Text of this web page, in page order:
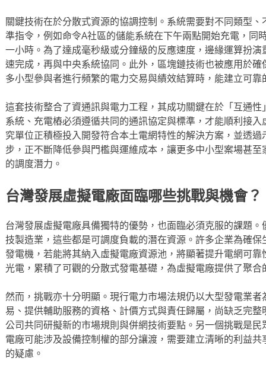
關鍵技術在於分散式資源的協調控制。系統需要對不同類型
準指令，例如命令A社區的儲能系統在下午兩點開始充電，同
一小時。為了達成毫秒級或分鐘級的反應速度，邊緣運算扮
速完成，再與中央系統協同。此外，區塊鏈技術也被應用於
多小型參與者進行頻繁的電力交易與績效結算時，能建立可靠
這套技術整合了資通訊與電力工程，其成功關鍵在於「互通
系統、充電樁必須遵循共同的通訊協定與標準，才能順利接
究單位正積極投入開發符合本土電網特性的解決方案，並透
步，正不斷降低參與門檻與運維成本，讓更多中小型案場甚
的調度潛力。
台灣發展虛擬電廠面臨哪些挑戰與機會？
台灣發展虛擬電廠具備獨特的優勢，也面臨必須克服的課題
技製造業，這些都是可調度負載的潛在資源。許多企業為確
發電機，若能將其納入虛擬電廠資源池，將顯著提升電網可
光電，累積了可觀的分散式發電基礎，為虛擬電廠提供了聚合
然而，挑戰亦十分明顯。現行電力市場法規仍以大型發電業
易、提供輔助服務的資格、計價方式與責任歸屬，尚缺乏完
公司共同研擬新的市場規則與併網技術要點。另一個挑戰是
電廠可能涉及設備控制權的部分讓渡，需要建立清晰的利益
的疑慮。